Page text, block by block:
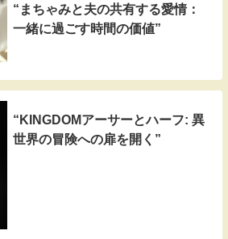
“まちゃみと夫の共有する愛情：
一緒に過ごす時間の価値”
“KINGDOMアーサーとハーフ: 異
世界の冒険への扉を開く”